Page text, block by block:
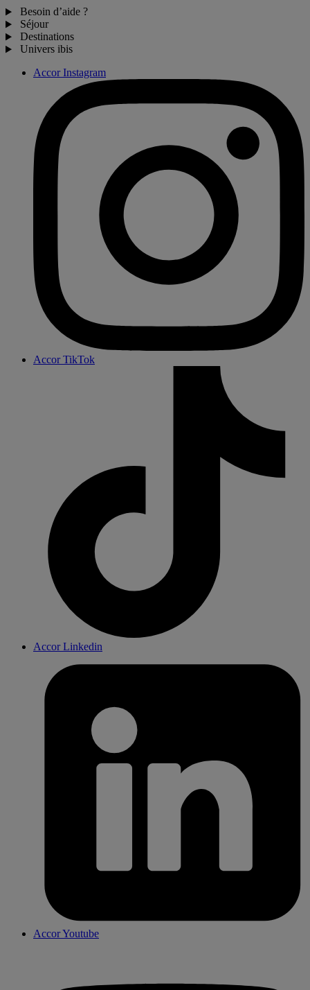
Besoin d’aide ?
Séjour
Destinations
Univers ibis
Accor Instagram
Accor TikTok
Accor Linkedin
Accor Youtube